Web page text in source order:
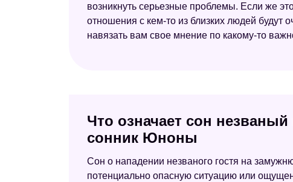
возникнуть серьезные проблемы. Если же
отношения с кем-то из близких людей будут
навязать вам свое мнение по какому-то
Что означает сон
сонник Юноны
Сон о нападении незваного гостя на
потенциально опасную ситуацию или